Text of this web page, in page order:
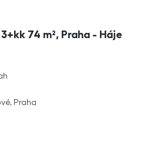
74 m², Praha - Háje
Praha